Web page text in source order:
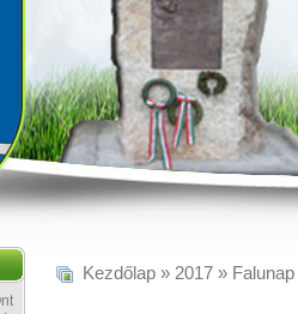
Kezdőlap » 2017 »